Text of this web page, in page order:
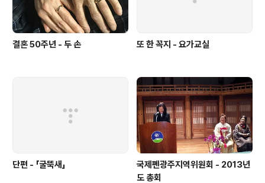
결혼 50주년 - 두 손 또 한 꼭지 - 요가교실
단편 - 「굴뚝새」
국제펜광주지역위원회 - 2013년
도 총회